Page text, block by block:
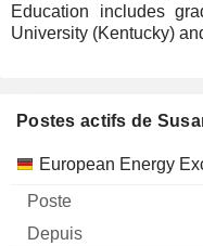
Education includes
University (Kentucky)
Postes actifs de
Sociétés Poste Début
European Energy